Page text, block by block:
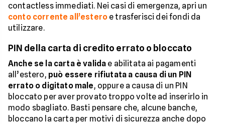
contactless immediati. Nei casi di emergenza, apri un
conto corrente all’estero e trasferisci dei fondi da
utilizzare.
PIN della carta di credito errato o bloccato
Anche se la carta è valida e abilitata ai pagamenti
all’estero, può essere rifiutata a causa di un PIN
errato o digitato male, oppure a causa di un PIN
bloccato per aver provato troppo volte ad inserirlo in
modo sbagliato. Basti pensare che, alcune banche,
bloccano la carta per motivi di sicurezza anche dopo